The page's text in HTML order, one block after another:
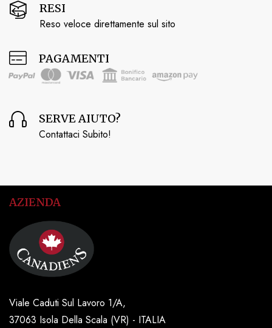
RESI
Reso veloce direttamente sul sito
PAGAMENTI
SERVE AIUTO?
Contattaci Subito!
AZIENDA
Viale Caduti Sul Lavoro 1/A,
37063 Isola Della Scala (VR) - ITALIA